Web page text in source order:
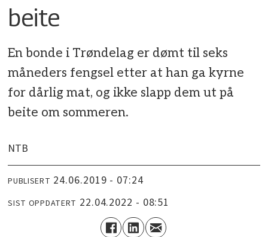
beite
En bonde i Trøndelag er dømt til seks
måneders fengsel etter at han ga kyrne
for dårlig mat, og ikke slapp dem ut på
beite om sommeren.
NTB
PUBLISERT 24.06.2019 - 07:24
SIST OPPDATERT 22.04.2022 - 08:51